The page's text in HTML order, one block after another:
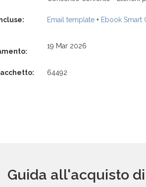
Email template + Ebook Smart
19 Mar 2026
64492
Guida all'acquisto